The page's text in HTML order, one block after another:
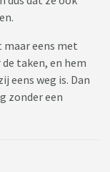
maar eens met
taken, en hem
eens weg is. Dan
zonder een